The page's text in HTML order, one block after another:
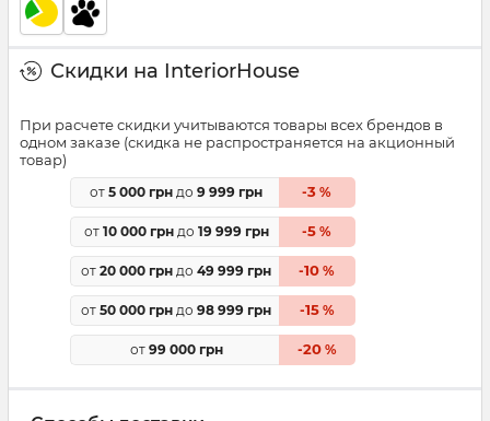
Скидки на InteriorHouse
При расчете скидки учитываются товары всех брендов в
одном заказе (скидка не распространяется на акционный
товар)
от 5 000 грн до 9 999 грн -3 %
от 10 000 грндо 19 999 грн -5 %
от 20 000 грн до 49 999 грн -10 %
от 50 000 грн до 98 999 грн -15%
от 99 000 грн -20%